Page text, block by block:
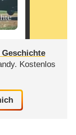
Geschichte
Kostenlos